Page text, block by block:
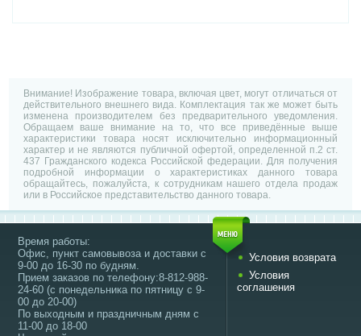
Внимание! Изображение товара, включая цвет, могут отличаться от
действительного внешнего вида. Комплектация так же может быть
изменена производителем без предварительного уведомления.
Обращаем ваше внимание на то, что все приведённые выше
характеристики товара носят исключительно информационный
характер и не являются публичной офертой, определенной п.2 ст.
437 Гражданского кодекса Российской федерации. Для получения
подробной информации о характеристиках данного товара
обращайтесь, пожалуйста, к сотрудникам нашего отдела продаж
или в Российское представительство данного товара.
Время работы:
Офис, пункт самовывоза и доставки с
9-00 до 16-30 по будням.
Прием заказов по телефону:8-812-988-
24-60 (с понедельника по пятницу с 9-
00 до 20-00)
По выходным и праздничным дням с
11-00 до 18-00
Условия возврата
Условия
соглашения